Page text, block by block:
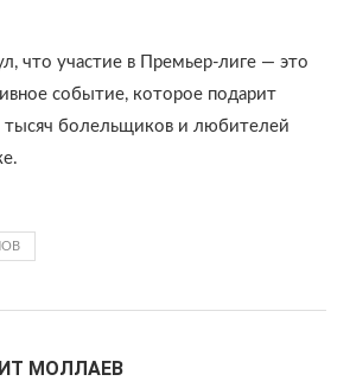
что участие в Премьер-лиге — это
событие, которое подарит
тысяч болельщиков и любителей
МОЛЛАЕВ